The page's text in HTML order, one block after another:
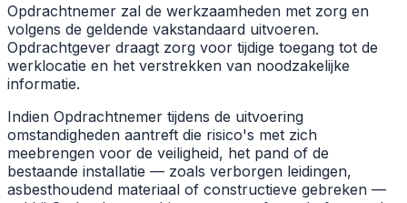
Opdrachtnemer zal de werkzaamheden met zorg en
volgens de geldende vakstandaard uitvoeren.
Opdrachtgever draagt zorg voor tijdige toegang tot de
werklocatie en het verstrekken van noodzakelijke
informatie.
Indien Opdrachtnemer tijdens de uitvoering
omstandigheden aantreft die risico's met zich
meebrengen voor de veiligheid, het pand of de
bestaande installatie — zoals verborgen leidingen,
asbesthoudend materiaal of constructieve gebreken —